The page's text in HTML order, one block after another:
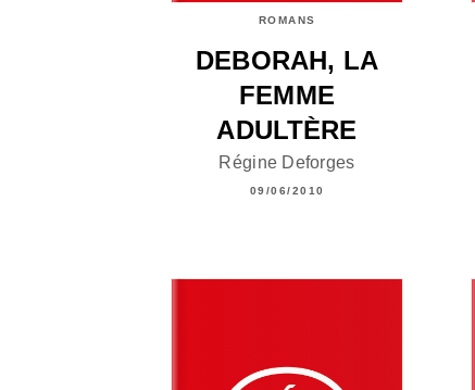
ROMANS
DEBORAH, LA
FEMME
ADULTÈRE
Régine Deforges
09/06/2010